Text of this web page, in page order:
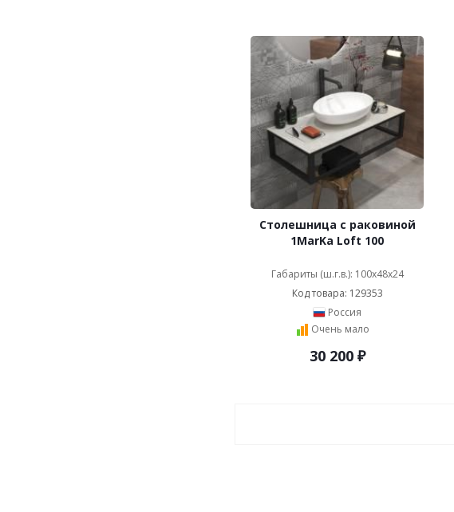
Столешница с раковиной
1MarKa Loft 100
Габариты (ш.г.в.): 100x48x24
Код товара: 129353
Россия
Очень мало
30 200₽